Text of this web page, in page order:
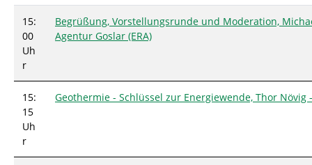
15:
00
Uh
r
Begrüßung, Vorstellungsrunde und Moderation,
Agentur Goslar (ERA)
15:
15
Uh
r
Geothermie - Schlüssel zur Energiewende, Thor Növig